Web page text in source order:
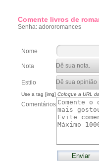
Comente livros de
Senha: adororomances
Nome
Nota
Estilo
Use a tag [img] Coloque a URL
Comentários